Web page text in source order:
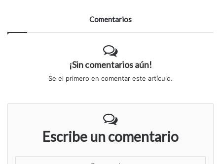
Comentarios
¡Sin comentarios aún!
Se el primero en comentar este artículo.
Escribe un comentario